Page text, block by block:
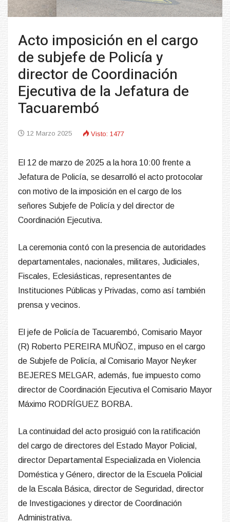
Acto imposición en el cargo
de subjefe de Policía y
director de Coordinación
Ejecutiva de la Jefatura de
Tacuarembó
12 Marzo 2025 Visto: 1477
El 12 de marzo de 2025 a la hora 10:00 frente a
Jefatura de Policía, se desarrolló el acto protocolar
con motivo de la imposición en el cargo de los
señores Subjefe de Policía y del director de
Coordinación Ejecutiva.
La ceremonia contó con la presencia de autoridades
departamentales, nacionales, militares, Judiciales,
Fiscales, Eclesiásticas, representantes de
Instituciones Públicas y Privadas, como así también
prensa y vecinos.
El jefe de Policía de Tacuarembó, Comisario Mayor
(R) Roberto PEREIRA MUÑOZ, impuso en el cargo
de Subjefe de Policía, al Comisario Mayor Neyker
BEJERES MELGAR, además, fue impuesto como
director de Coordinación Ejecutiva el Comisario Mayor
Máximo RODRÍGUEZ BORBA.
La continuidad del acto prosiguió con la ratificación
del cargo de directores del Estado Mayor Policial,
director Departamental Especializada en Violencia
Doméstica y Género, director de la Escuela Policial
de la Escala Básica, director de Seguridad, director
de Investigaciones y director de Coordinación
Administrativa.